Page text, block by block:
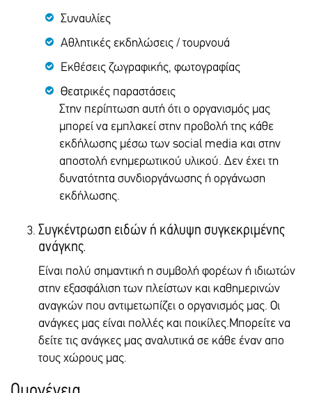
Συναυλίες
Αθλητικές εκδηλώσεις / τουρνουά
Εκθέσεις ζωγραφικής, φωτογραφίας
Θεατρικές παραστάσεις
Στην περίπτωση αυτή ότι ο οργανισμός μας
μπορεί να εμπλακεί στην προβολή της κάθε
εκδήλωσης μέσω των social media και στην
αποστολή ενημερωτικού υλικού. Δεν έχει τη
δυνατότητα συνδιοργάνωσης ή οργάνωση
εκδήλωσης.
Συγκέντρωση ειδών ή κάλυψη συγκεκριμένης
ανάγκης.
Είναι πολύ σημαντική η συμβολή φορέων ή ιδιωτών
στην εξασφάλιση των πλείστων και καθημερινών
αναγκών που αντιμετωπίζει ο οργανισμός μας. Οι
ανάγκες μας είναι πολλές και ποικίλες.Μπορείτε να
δείτε τις ανάγκες μας αναλυτικά σε κάθε έναν απο
τους χώρους μας.